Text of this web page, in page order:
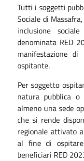
Tutti i soggetti
Sociale di
inclusione
denominata RED
manifestazione
ospitante.
Per soggetto
natura pubblica
almeno una sede
che si rende
regionale attivato
al fine di
beneficiari RED